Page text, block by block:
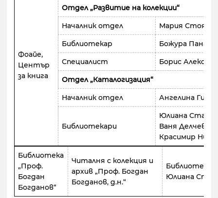
Фоайе,
Център
за книга
Отдел „Развитие на колекции“
Началник отдел Мария
Библиотекар Божура
Специалист Борис
Отдел „Каталогизация“
Началник отдел Ангелина
Библиотекари
Юлиана
Ваня Делчева
Красимир
Библиотека
„Проф.
Богдан
Богданов“
Читалня с колекция и
архив „Проф. Богдан
Богданов, д.н.“
Библиотекар
Юлиана